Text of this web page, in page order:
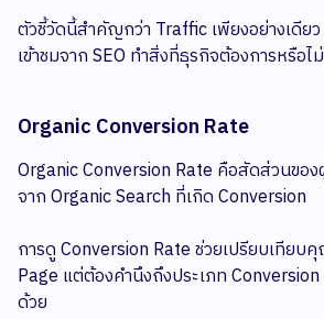
ตัวชี้วัดนี้สำคัญกว่า Traffic เพียงอย่างเดีย
เข้าชมจาก SEO ทำสิ่งที่ธุรกิจต้องการหรือไม่
Organic Conversion Rate
Organic Conversion Rate คือสัดส่วนของ
จาก Organic Search ที่เกิด Conversion
การดู Conversion Rate ช่วยเปรียบเทียบ
Page แต่ต้องคำนึงถึงประเภท
ด้วย